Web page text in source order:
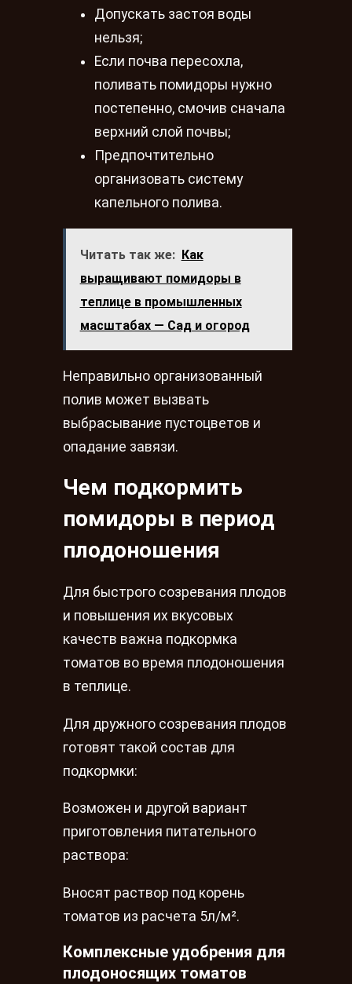
Допускать застоя воды
нельзя;
Если почва пересохла,
поливать помидоры нужно
постепенно, смочив сначала
верхний слой почвы;
Предпочтительно
организовать систему
капельного полива.
Читать так же: Как
выращивают помидоры в
теплице в промышленных
масштабах — Сад и огород
Неправильно организованный
полив может вызвать
выбрасывание пустоцветов и
опадание завязи.
Чем подкормить
помидоры в период
плодоношения
Для быстрого созревания плодов
и повышения их вкусовых
качеств важна подкормка
томатов во время плодоношения
в теплице.
Для дружного созревания плодов
готовят такой состав для
подкормки:
Возможен и другой вариант
приготовления питательного
раствора:
Вносят раствор под корень
томатов из расчета 5л/м².
Комплексные удобрения для
плодоносящих томатов